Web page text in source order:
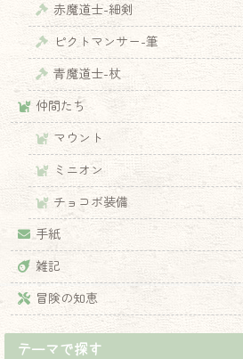
赤魔道士-細剣
ピクトマンサー-筆
青魔道士-杖
仲間たち
マウント
ミニオン
チョコボ装備
手紙
雑記
冒険の知恵
テーマで探す